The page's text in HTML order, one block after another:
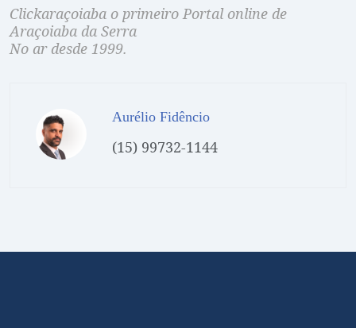
Clickaraçoiaba o primeiro Portal online de
Araçoiaba da Serra
No ar desde 1999.
Aurélio Fidêncio
(15) 99732-1144